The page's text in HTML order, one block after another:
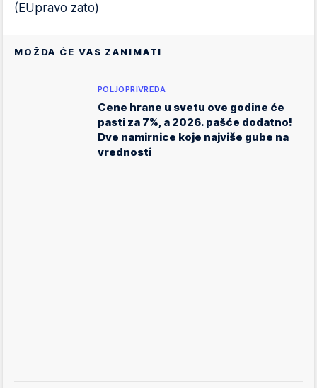
(EUpravo zato)
MOŽDA ĆE VAS ZANIMATI
POLJOPRIVREDA
Cene hrane u svetu ove godine će
pasti za 7%, a 2026. pašće dodatno!
Dve namirnice koje najviše gube na
vrednosti